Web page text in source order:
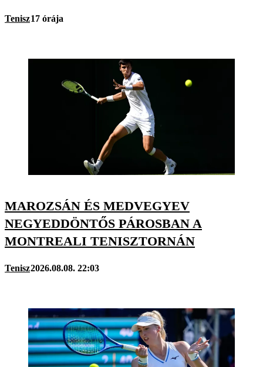
Tenisz17 órája
MAROZSÁN ÉS MEDVEGYEV
NEGYEDDÖNTŐS PÁROSBAN A
MONTREALI TENISZTORNÁN
Tenisz2026.08.08. 22:03